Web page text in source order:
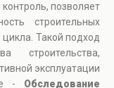
позволяет
строительных
Такой подход
строительства,
эксплуатации
- Обследование